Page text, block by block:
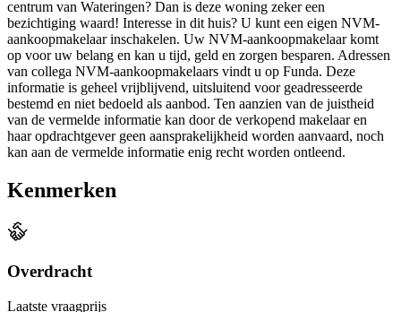
centrum van Wateringen? Dan is deze woning zeker een
bezichtiging waard! Interesse in dit huis? U kunt een eigen NVM-
aankoopmakelaar inschakelen. Uw NVM-aankoopmakelaar komt
op voor uw belang en kan u tijd, geld en zorgen besparen. Adressen
van collega NVM-aankoopmakelaars vindt u op Funda. Deze
informatie is geheel vrijblijvend, uitsluitend voor geadresseerde
bestemd en niet bedoeld als aanbod. Ten aanzien van de juistheid
van de vermelde informatie kan door de verkopend makelaar en
haar opdrachtgever geen aansprakelijkheid worden aanvaard, noch
kan aan de vermelde informatie enig recht worden ontleend.
Kenmerken
Overdracht
Laatste vraagprijs